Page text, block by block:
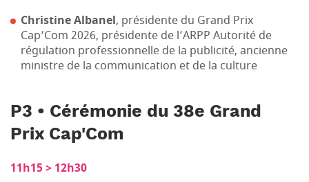
Christine Albanel, présidente du Grand Prix
Cap’Com 2026, présidente de l’ARPP Autorité de
régulation professionnelle de la publicité, ancienne
ministre de la communication et de la culture
P3 • Cérémonie du 38e Grand
Prix Cap'Com
11h15 > 12h30